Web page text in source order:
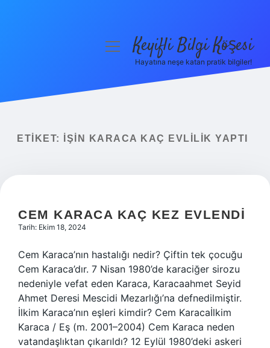
Yasal Uyarı
menüyüKeyifli Bilgi Köşesi
Hayatına neşe katan pratik bilgiler!
ETIKET: İŞIN KARACA KAÇ EVLILIK YAPTI
CEM KARACA KAÇ KEZ EVLENDI
Tarih: Ekim 18, 2024
Cem Karaca’nın hastalığı nedir? Çiftin tek çocuğu
Cem Karaca’dır. 7 Nisan 1980’de karaciğer sirozu
nedeniyle vefat eden Karaca, Karacaahmet Seyid
Ahmet Deresi Mescidi Mezarlığı’na defnedilmiştir.
İlkim Karaca’nın eşleri kimdir? Cem Karacaİlkim
Karaca / Eş (m. 2001–2004) Cem Karaca neden
vatandaşlıktan çıkarıldı? 12 Eylül 1980’deki askeri